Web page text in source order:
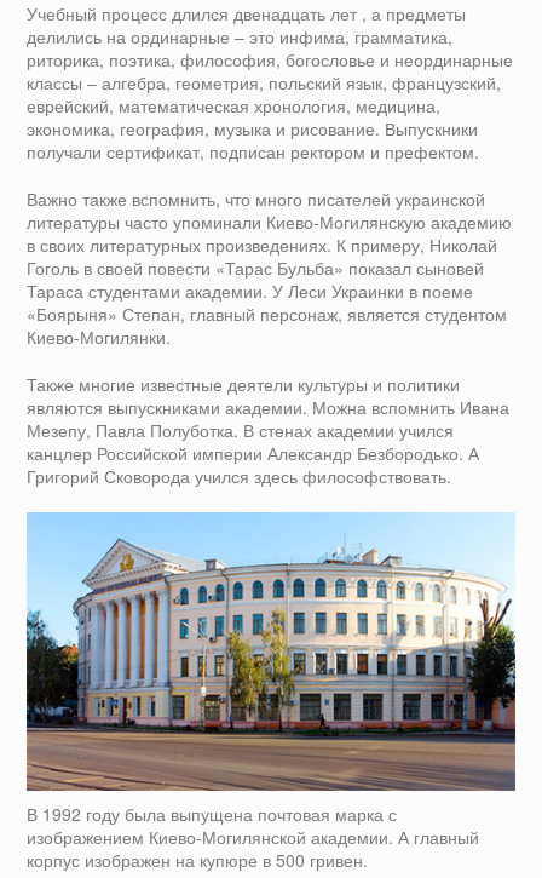
Учебный процесс длился двенадцать лет , а предметы
делились на ординарные – это инфима, грамматика,
риторика, поэтика, философия, богословье и неординарные
классы – алгебра, геометрия, польский язык, французский,
еврейский, математическая хронология, медицина,
экономика, география, музыка и рисование. Выпускники
получали сертификат, подписан ректором и префектом.
Важно также вспомнить, что много писателей украинской
литературы часто упоминали Киево-Могилянскую академию
в своих литературных произведениях. К примеру, Николай
Гоголь в своей повести «Тарас Бульба» показал сыновей
Тараса студентами академии. У Леси Украинки в поеме
«Боярыня» Степан, главный персонаж, является студентом
Киево-Могилянки.
Также многие известные деятели культуры и политики
являются выпускниками академии. Можна вспомнить Ивана
Мезепу, Павла Полуботка. В стенах академии учился
канцлер Российской империи Александр Безбородько. А
Григорий Сковорода учился здесь философствовать.
В 1992 году была выпущена почтовая марка с
изображением Киево-Могилянской академии. А главный
корпус изображен на купюре в 500 гривен.